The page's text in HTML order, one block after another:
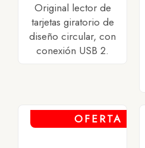
Original lector de
tarjetas giratorio de
diseño circular, con
conexión USB 2.
OFERTA